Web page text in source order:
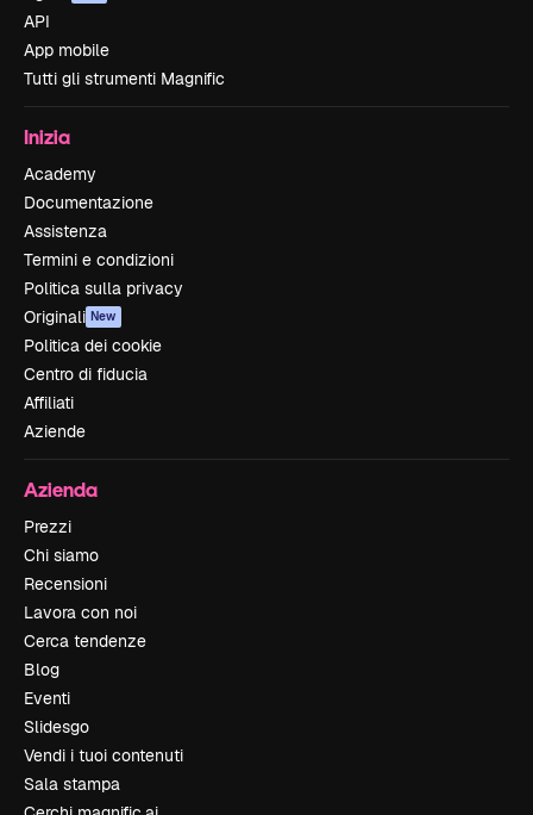
API
App mobile
Tutti gli strumenti Magnific
Inizia
Academy
Documentazione
Assistenza
Termini e condizioni
Politica sulla privacy
Originali New
Politica dei cookie
Centro di fiducia
Affiliati
Aziende
Azienda
Prezzi
Chi siamo
Recensioni
Lavora con noi
Cerca tendenze
Blog
Eventi
Slidesgo
Vendi i tuoi contenuti
Sala stampa